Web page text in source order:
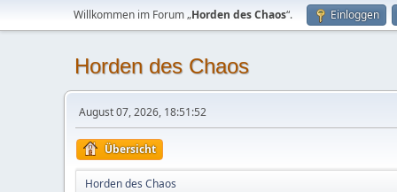
Willkommen im Forum „Horden des Chaos“. Einloggen
Horden des Chaos
August 07, 2026, 18:51:52
Übersicht
Horden des Chaos